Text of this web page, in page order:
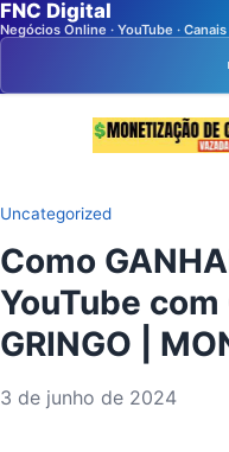
FNC Digital
Negócios Online · YouTube ·
Uncategorized
Como
YouTube com
GRINGO |
3 de junho de 2024